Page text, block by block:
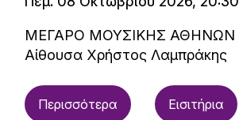
ΜΕΓΑΡΟ ΜΟΥΣΙΚΗΣ ΑΘΗΝΩΝ
Αίθουσα Χρήστος Λαμπράκης
Περισσότερα Εισιτήρια